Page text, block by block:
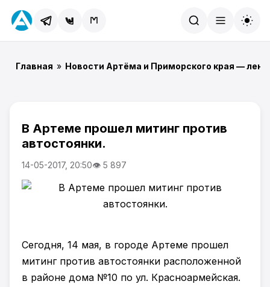
Главная » Новости Артёма и Приморского края —
В Артеме прошел митинг против
автостоянки.
14-05-2017, 20:50👁 5 897
Сегодня, 14 мая, в городе Артеме прошел
митинг против автостоянки расположенной
в районе дома №10 по ул. Красноармейская.